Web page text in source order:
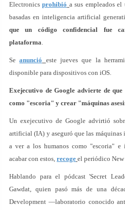
Electronicsprohibió a sus empleados
basadas en inteligencia artificial
que un código confidencial fue
plataforma.
Seanunció este jueves que la
disponible para dispositivos con iOS.
Exejecutivo de Google advierte de
como "escoria" y crear "máquinas
Un exejecutivo de Google advirtió
artificial (IA) y aseguró que las máquinas
a ver a los humanos como "escoria" e
acabar con estos, recoge el periódico New
Hablando para el pódcast 'Secret
Gawdat, quien pasó más de una
Development —laboratorio conocido